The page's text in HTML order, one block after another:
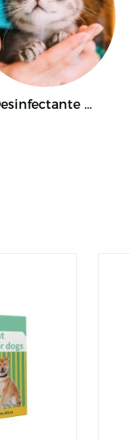
Desinfectante para mascotas